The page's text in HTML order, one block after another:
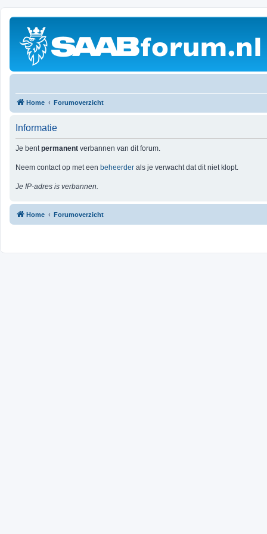
Home Forumoverzicht
Informatie
Je bentpermanent verbannen van dit forum.
Neem contact op met een beheerder als je verwacht dat dit niet klopt.
Je IP-adres is verbannen.
Home Forumoverzicht